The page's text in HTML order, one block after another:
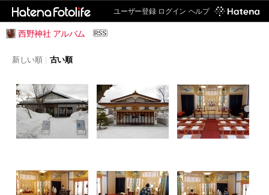
ユーザー登録 ログイン ヘルプ
西野神社 アルバム
新しい順 | 古い順